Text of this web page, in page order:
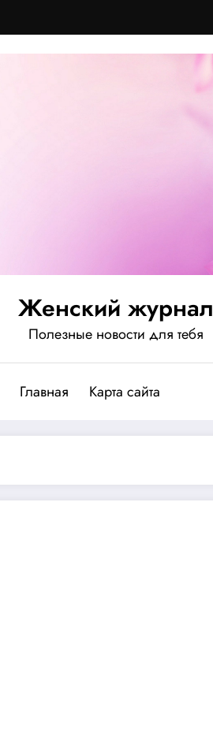
Женский журнал
Полезные новости для тебя
Главная Карта сайта